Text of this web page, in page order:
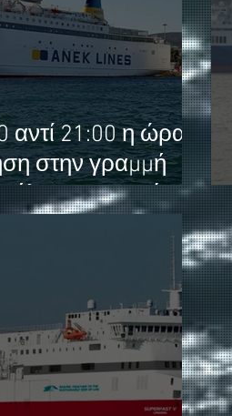
αντί 21:00 η ώρα
στην γραμμή
- Πειραιάς.